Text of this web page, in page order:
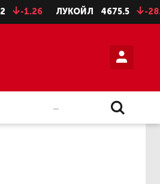
ЛУКОЙЛ 4675.5 -28.5
...